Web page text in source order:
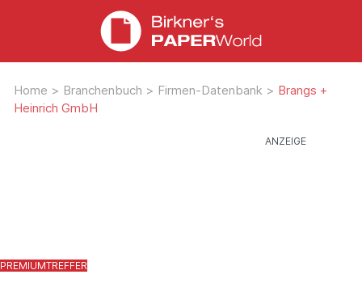
Home > Branchenbuch > Firmen-Datenbank > Brangs +
Heinrich GmbH